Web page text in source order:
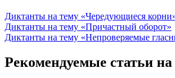
Диктанты на тему «Чередующиеся
Диктанты на тему «Причастный оборот»
Диктанты на тему «Непроверяемые
Рекомендуемые статьи на